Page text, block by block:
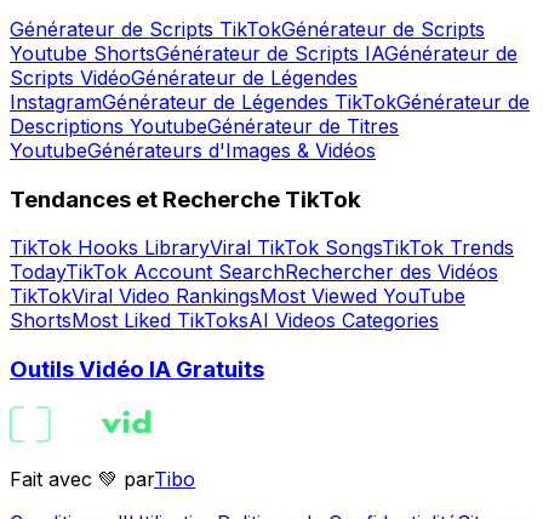
Générateur de Scripts TikTokGénérateur de Scripts
Youtube ShortsGénérateur de Scripts IAGénérateur de
Scripts VidéoGénérateur de Légendes
InstagramGénérateur de Légendes TikTokGénérateur de
Descriptions YoutubeGénérateur de Titres
YoutubeGénérateurs d'Images & Vidéos
Tendances et Recherche TikTok
TikTok Hooks LibraryViral TikTok SongsTikTok Trends
TodayTikTok Account SearchRechercher des Vidéos
TikTokViral Video RankingsMost Viewed YouTube
ShortsMost Liked TikToksAI Videos Categories
Outils Vidéo IA Gratuits
Fait avec 💚 parTibo